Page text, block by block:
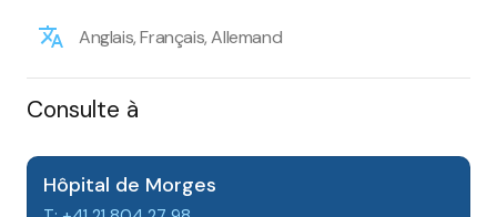
Anglais, Français, Allemand
Consulte à
Hôpital de Morges